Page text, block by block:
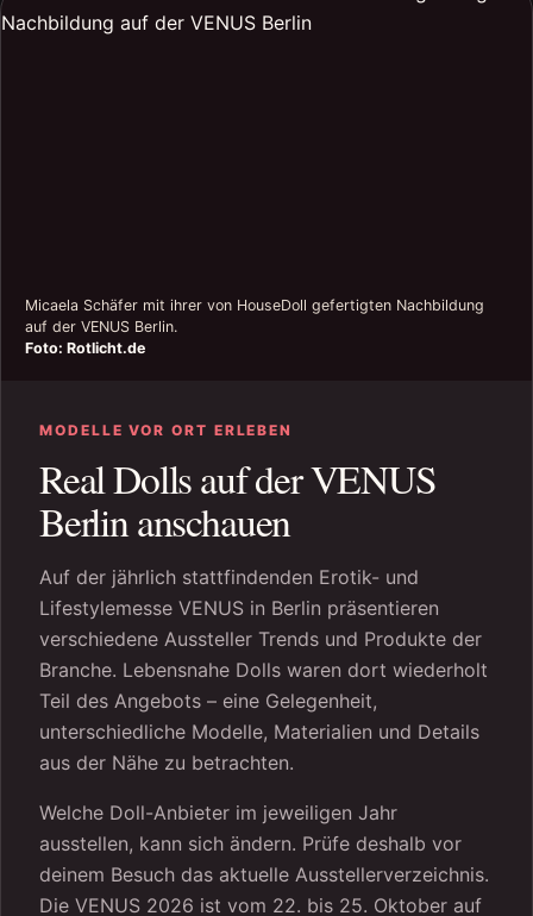
Micaela Schäfer mit ihrer von HouseDoll gefertigten Nachbildung
auf der VENUS Berlin.
Foto: Rotlicht.de
MODELLE VOR ORT ERLEBEN
Real Dolls auf der VENUS
Berlin anschauen
Auf der jährlich stattfindenden Erotik- und
Lifestylemesse VENUS in Berlin präsentieren
verschiedene Aussteller Trends und Produkte der
Branche. Lebensnahe Dolls waren dort wiederholt
Teil des Angebots – eine Gelegenheit,
unterschiedliche Modelle, Materialien und Details
aus der Nähe zu betrachten.
Welche Doll-Anbieter im jeweiligen Jahr
ausstellen, kann sich ändern. Prüfe deshalb vor
deinem Besuch das aktuelle Ausstellerverzeichnis.
Die VENUS 2026 ist vom 22. bis 25. Oktober auf